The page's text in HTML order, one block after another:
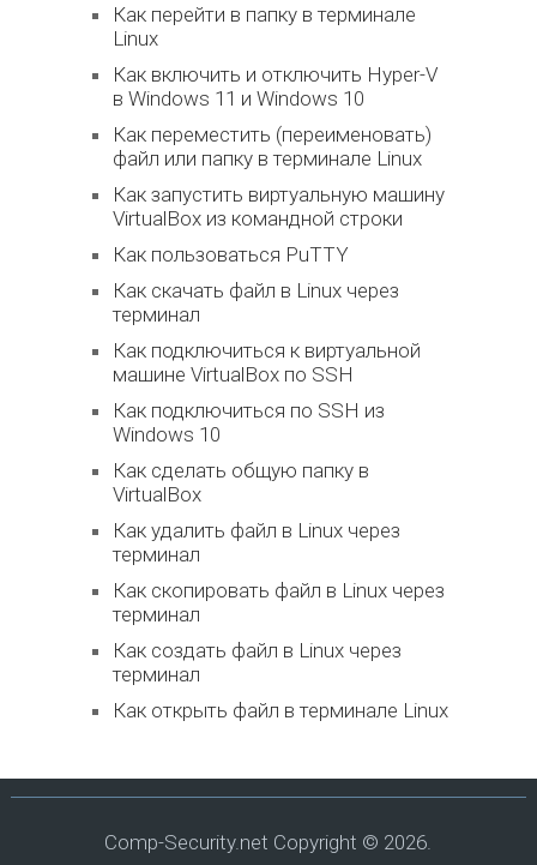
Как перейти в папку в терминале
Linux
Как включить и отключить Hyper-V
в Windows 11 и Windows 10
Как переместить (переименовать)
файл или папку в терминале Linux
Как запустить виртуальную машину
VirtualBox из командной строки
Как пользоваться PuTTY
Как скачать файл в Linux через
терминал
Как подключиться к виртуальной
машине VirtualBox по SSH
Как подключиться по SSH из
Windows 10
Как сделать общую папку в
VirtualBox
Как удалить файл в Linux через
терминал
Как скопировать файл в Linux через
терминал
Как создать файл в Linux через
терминал
Как открыть файл в терминале Linux
Comp-Security.net Copyright © 2026.